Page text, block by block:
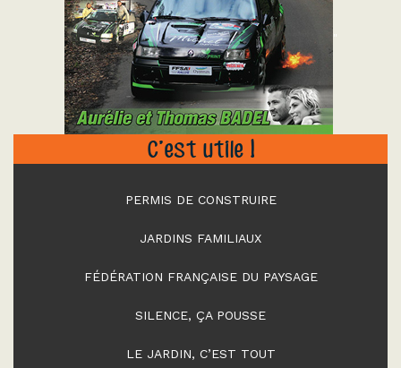
"
C’est utile !
PERMIS DE CONSTRUIRE
JARDINS FAMILIAUX
FÉDÉRATION FRANÇAISE DU PAYSAGE
SILENCE, ÇA POUSSE
LE JARDIN, C’EST TOUT